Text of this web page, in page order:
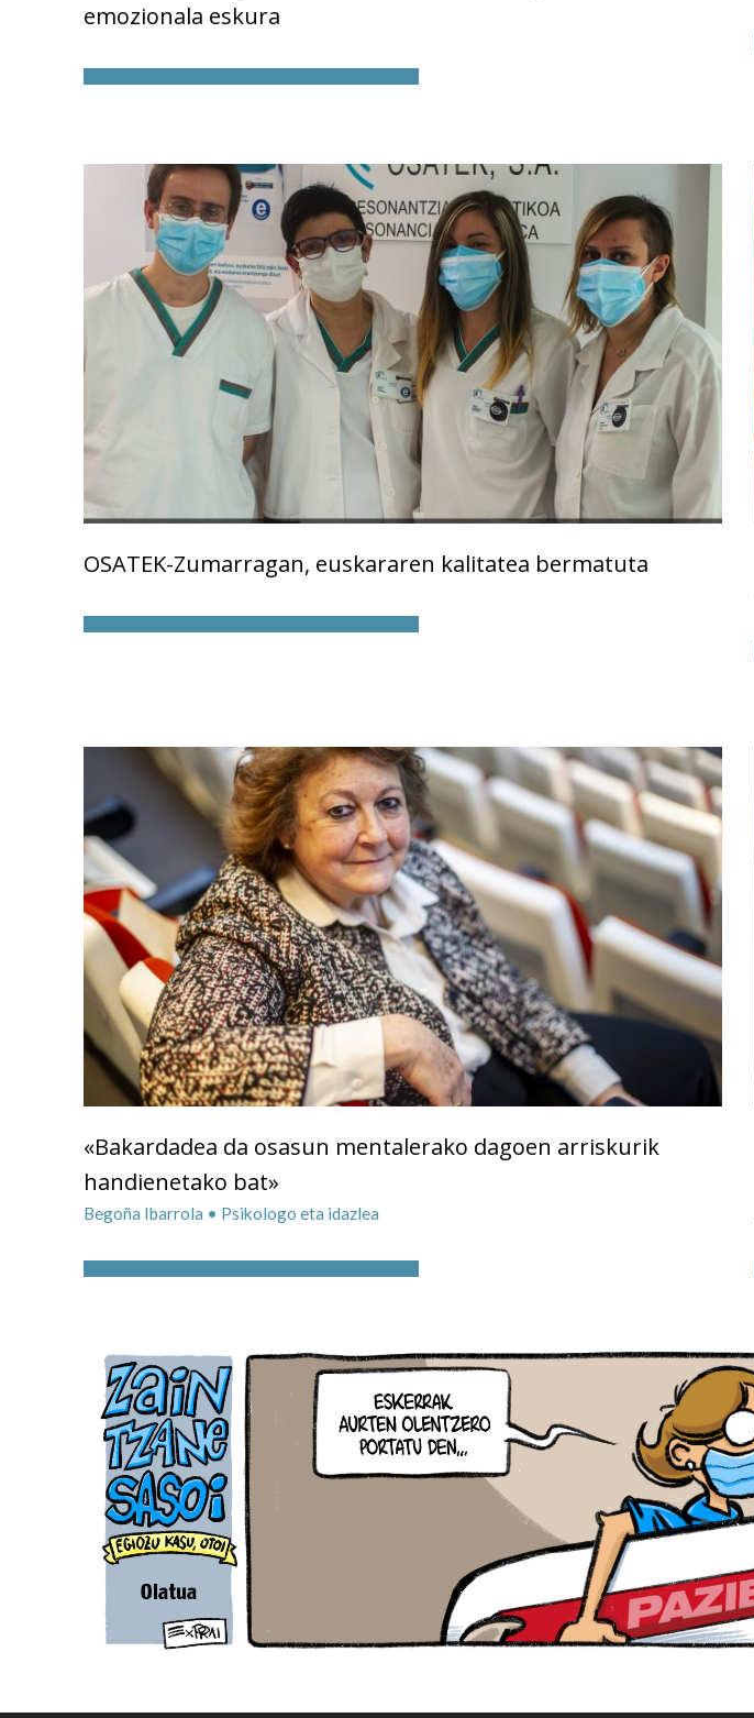
emozionala eskura
OSATEK-Zumarragan, euskararen kalitatea bermatuta
«Bakardadea da osasun mentalerako dagoen arriskurik
handienetako bat»
Begoña Ibarrola • Psikologo eta idazlea